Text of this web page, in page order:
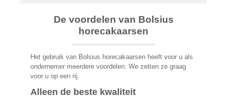
De voordelen van Bolsius
horecakaarsen
Het gebruik van Bolsius horecakaarsen heeft voor u als
ondernemer meerdere voordelen. We zetten ze graag
voor u op een rij.
Alleen de beste kwaliteit